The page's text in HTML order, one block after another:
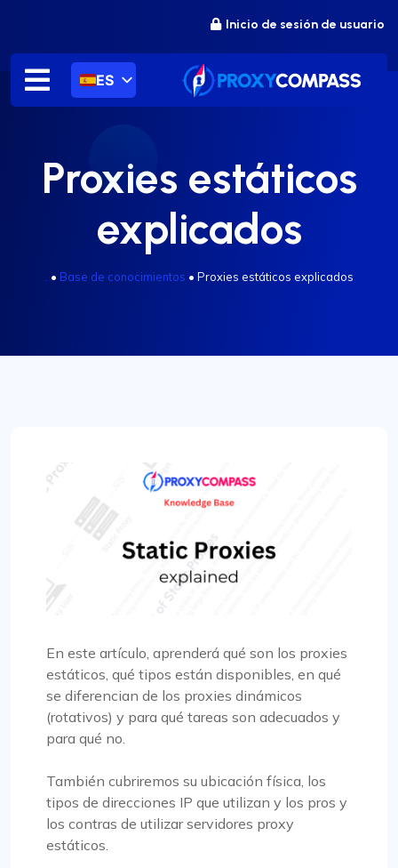
contenido
Inicio de sesión de usuario
ES
Proxies estáticos
explicados
• Base de conocimientos • Proxies estáticos explicados
En este artículo, aprenderá qué son los proxies
estáticos, qué tipos están disponibles, en qué
se diferencian de los proxies dinámicos
(rotativos) y para qué tareas son adecuados y
para qué no.
También cubriremos su ubicación física, los
tipos de direcciones IP que utilizan y los pros y
los contras de utilizar servidores proxy
estáticos.